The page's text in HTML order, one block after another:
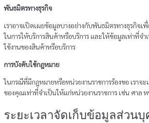
พันธมิตรทางธุรกิจ
เราอาจเปิดเผยข้อมูลบางอย่างกับพันธมิตรทางธุรกิจ
ในการให้บริการสินค้าหรือบริการ และให้ข้อมูลเท่าที่จ
ใช้งานของสินค้าหรือบริการ
การบังคับใช้กฎหมาย
ในกรณีที่มีกฎหมายหรือหน่วยงานราชการร้องขอ เราจ
ของคุณเท่าที่จำเป็นให้แก่หน่วยงานราชการ เช่น ศาล
ระยะเวลาจัดเก็บข้อมูลส่วน